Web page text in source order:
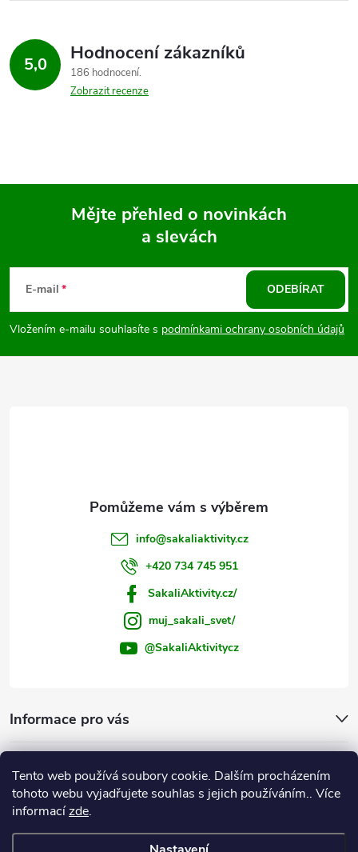
Tento web používá soubory cookie. Dalším procházením
tohoto webu vyjadřujete souhlas s jejich používáním.. Více
informacízde.
5,0 Hodnocení zákazníků
186 hodnocení
Zobrazit recenze
p
a
Mějte přehled o novinkách
a slevách
E-mail
Vložením e-mailu souhlasíte s podmínkami ochrany osobních údajů
ODEBÍRAT
info@sakaliaktivity.cz
+420 734 745 951
SakaliAktivity.cz/
muj_sakali_svet/
@SakaliAktivitycz
Informace pro vás
Instagram